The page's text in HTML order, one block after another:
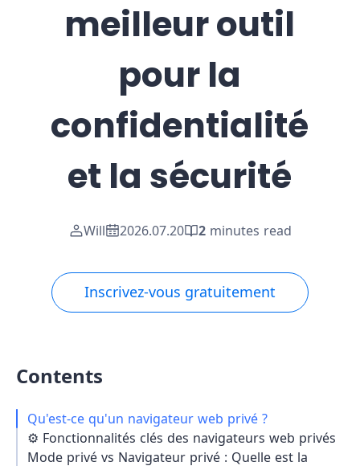
meilleur outil
pour la
confidentialité
et la sécurité
Will 2026.07.20 2 minutes read
Inscrivez-vous gratuitement
Contents
Qu'est-ce qu'un navigateur web privé ?
⚙️ Fonctionnalités clés des navigateurs web privés
Mode privé vs Navigateur privé : Quelle est la